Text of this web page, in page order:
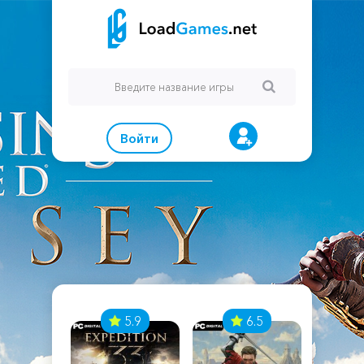
Войти
5.9 6.5